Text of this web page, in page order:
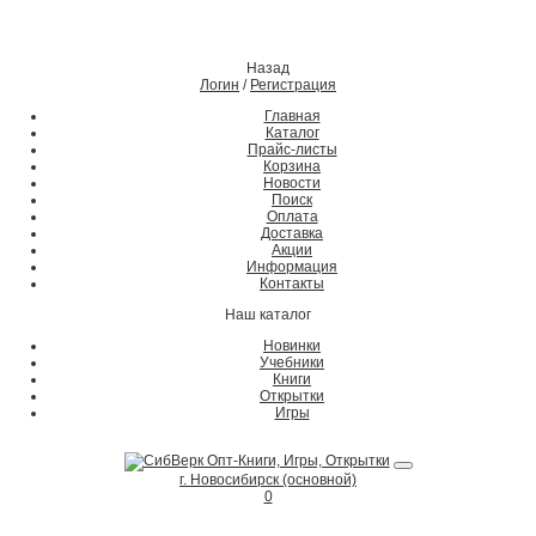
Назад
Логин / Регистрация
Главная
Каталог
Прайс-листы
Корзина
Новости
Поиск
Оплата
Доставка
Акции
Информация
Контакты
Наш каталог
Новинки
Учебники
Книги
Открытки
Игры
г. Новосибирск (основной)
0